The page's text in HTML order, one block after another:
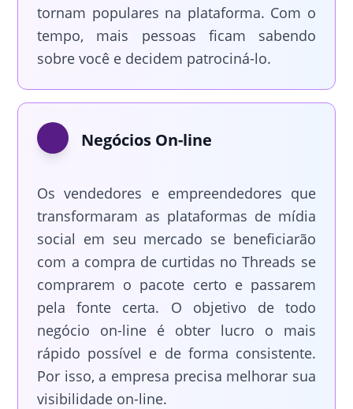
tornam populares na plataforma. Com o
tempo, mais pessoas ficam sabendo
sobre você e decidem patrociná-lo.
Negócios On-line
Os vendedores e empreendedores que
transformaram as plataformas de mídia
social em seu mercado se beneficiarão
com a compra de curtidas no Threads se
comprarem o pacote certo e passarem
pela fonte certa. O objetivo de todo
negócio on-line é obter lucro o mais
rápido possível e de forma consistente.
Por isso, a empresa precisa melhorar sua
visibilidade on-line.